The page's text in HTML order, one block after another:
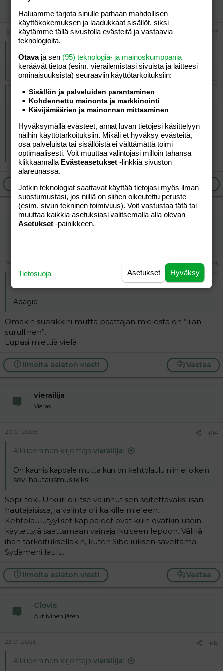
19.01.2026 #12
Joutsenlaulu
Alkuperäinen kirjoittajavierailija:
Kauniita kappaleita kyllä. Kyseessä on
suomenruotsalainen suku joten tuskin oikein nappaa?
Syyttömänä syntymään
sattui hän
tähän maahan pohjoiseen ja kylmään
Ilmoita asiaton viesti
Clovis
19.01.2026 #13
vierailija:
Adagio
Omakin suosikkini mutta päättäjän mielestä on ”liian
surullinen”.
Lupasi miettiä vielä
Vastaa
Ilmoita asiaton viesti
vierailija
Vieras
20.01.2026 #14
Alkuperäinen kirjoittaja vierailija:
On kaunis kappale mutta kun on kehtolaulu niin ei oikein
sovi hautausmusiikiksi
Sopii toki. Urkuri oli itse valinnut sen soitettavaksi isäni
hautajaisissa, ja valinta oli kaikille mieleen.
Kehtolaulutyyliset kappaleet ovat kuin ovatkin usein
käytettyjä saattamaan vainaja ikuiseen lepoon. Välillä
ihan tarkoituksellakin, kuten Sibeliuksen säveltämä
Sydämeni laulu.
Vastaa
Ilmoita asiaton viesti
Clovis
Aktiivinen jäsen
23.01.2026 #15
Alkuperäinen kirjoittaja vierailija:
Haluamme tarjota sinulle parhaan mahdollisen
käyttökokemuksen ja laadukkaat sisällöt, siksi
käytämme tällä sivustolla evästeitä ja vastaavia
teknologioita.
Otavaja sen (95) teknologia- ja mainoskumppania
keräävät tietoa (esim. vierailemis­tasi sivuista ja laitteesi
ominaisuuk­sista) seuraaviin käyttötarkoituksiin:
Sisällön ja palveluiden parantaminen
Kohdennettu mainonta ja markkinointi
Kävijämäärien ja mainonnan mittaaminen
Hyväksymällä evästeet, annat luvan tietojesi käsittelyyn
näihin käyttötarkoituksiin. Mikäli et hyväksy evästeitä,
osa palveluista tai sisällöistä ei välttämättä toimi
optimaalisesti. Voit muuttaa valintojasi milloin tahansa
klikkaamalla Evästeasetukset -linkkiä sivuston
alareunassa.
Jotkin teknologiat saattavat käyttää tietojasi myös ilman
suostumustasi, jos niillä on siihen oikeutettu peruste
(esim. sivun tekninen toimivuus). Voit vastustaa tätä tai
muuttaa kaikkia asetuksiasi valitsemalla alla olevan
Asetukset -painikkeen.
Hyväksy
Asetukset
Tietosuoja